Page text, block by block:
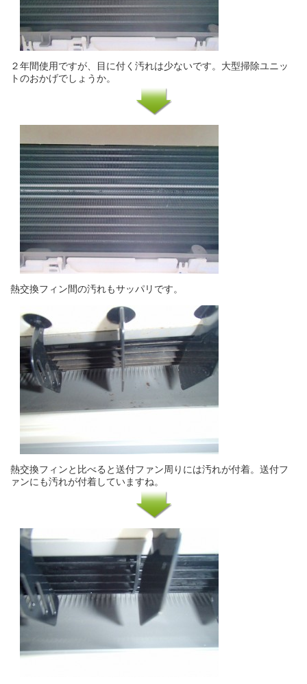
２年間使用ですが、目に付く汚れは少ないです。大型掃除ユニッ
トのおかげでしょうか。
熱交換フィン間の汚れもサッパリです。
熱交換フィンと比べると送付ファン周りには汚れが付着。送付フ
ァンにも汚れが付着していますね。